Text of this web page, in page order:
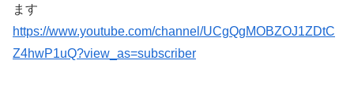
ます
https://www.youtube.com/channel/UCgQgMOBZOJ1ZDtC
Z4hwP1uQ?view_as=subscriber